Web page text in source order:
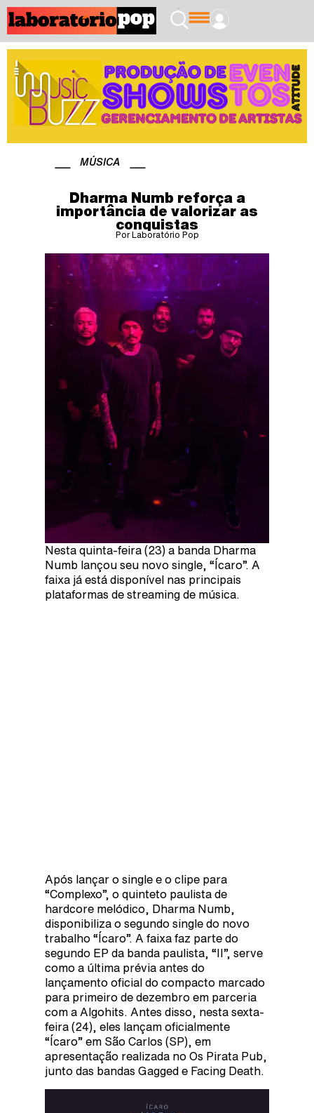
MÚSICA
Dharma Numb reforça a
importância de valorizar as
conquistas
Por Laboratório Pop
Nesta quinta-feira (23) a banda Dharma
Numb lançou seu novo single, “Ícaro”. A
faixa já está disponível nas principais
plataformas de streaming de música.
Após lançar o single e o clipe para
“Complexo”, o quinteto paulista de
hardcore melódico, Dharma Numb,
disponibiliza o segundo single do novo
trabalho “Ícaro”. A faixa faz parte do
segundo EP da banda paulista, “II”, serve
como a última prévia antes do
lançamento oficial do compacto marcado
para primeiro de dezembro em parceria
com a Algohits. Antes disso, nesta sexta-
feira (24), eles lançam oficialmente
“Ícaro” em São Carlos (SP), em
apresentação realizada no Os Pirata Pub,
junto das bandas Gagged e Facing Death.